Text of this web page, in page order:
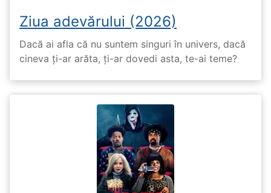
Ziua adevărului (2026)
Dacă ai afla că nu suntem singuri în univers, dacă
cineva ți-ar arăta, ți-ar dovedi asta, te-ai teme?